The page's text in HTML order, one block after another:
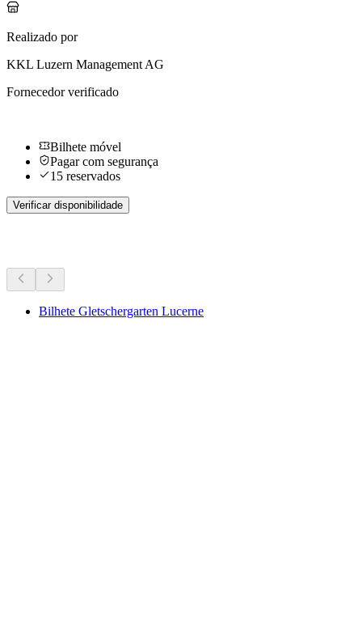
Realizado por
KKL Luzern Management AG
Fornecedor verificado
Bilhete móvel
Pagar com segurança
15 reservados
Verificar disponibilidade
Bilhete Gletschergarten Lucerne